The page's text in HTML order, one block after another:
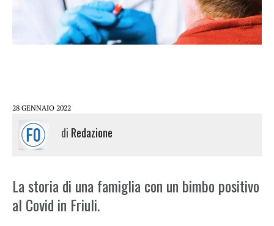
28 GENNAIO 2022
di Redazione
La storia di una famiglia con un bimbo positivo
al Covid in Friuli.